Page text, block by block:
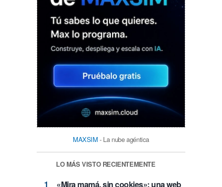
MAXSIM - La nube agéntica
LO MÁS VISTO RECIENTEMENTE
«Mira mamá, sin cookies»: una web